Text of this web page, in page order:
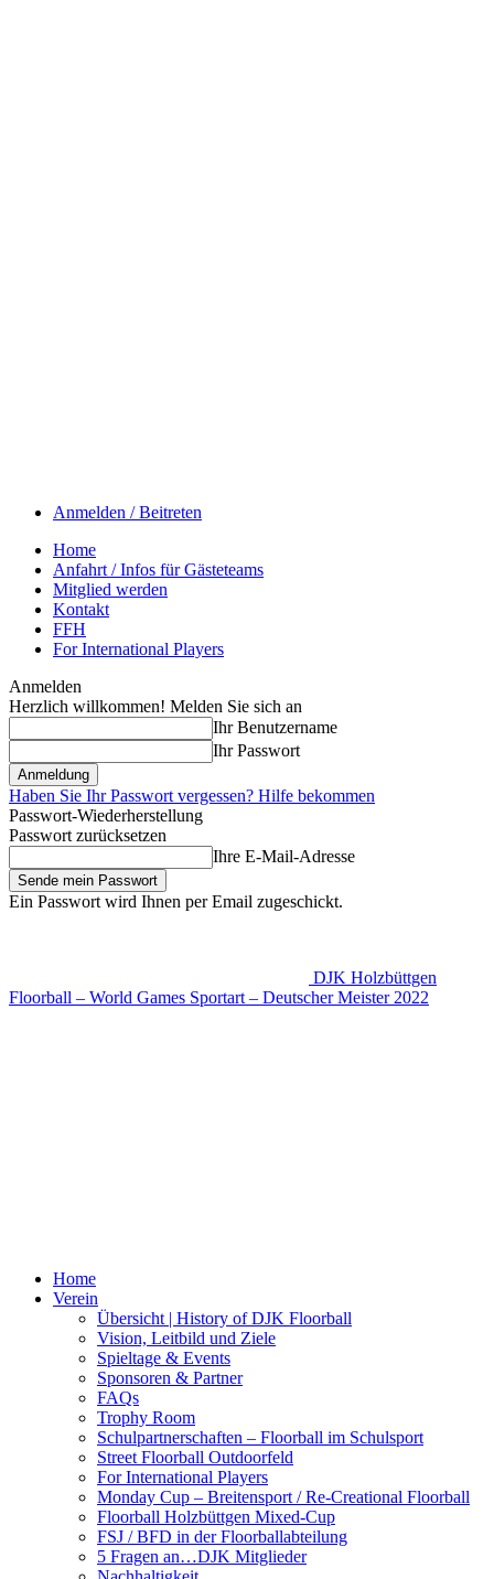
Anmelden / Beitreten
Home
Anfahrt / Infos für Gästeteams
Mitglied werden
Kontakt
FFH
For International Players
Anmelden
Herzlich willkommen! Melden Sie sich an
Ihr Benutzername
Ihr Passwort
Haben Sie Ihr Passwort vergessen? Hilfe bekommen
Passwort-Wiederherstellung
Passwort zurücksetzen
Ihre E-Mail-Adresse
Ein Passwort wird Ihnen per Email zugeschickt.
DJK Holzbüttgen
Floorball – World Games Sportart – Deutscher Meister 2022
Home
Verein
Übersicht | History of DJK Floorball
Vision, Leitbild und Ziele
Spieltage & Events
Sponsoren & Partner
FAQs
Trophy Room
Schulpartnerschaften – Floorball im Schulsport
Street Floorball Outdoorfeld
For International Players
Monday Cup – Breitensport / Re-Creational Floorball
Floorball Holzbüttgen Mixed-Cup
FSJ / BFD in der Floorballabteilung
5 Fragen an…DJK Mitglieder